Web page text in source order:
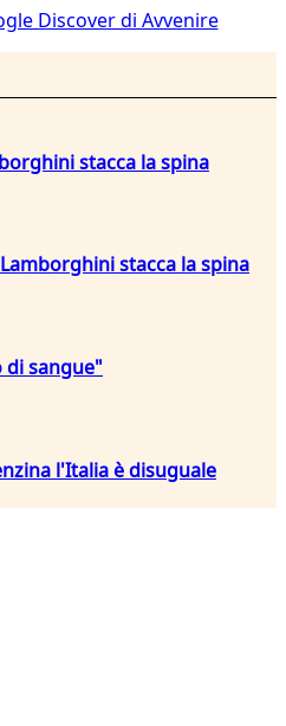
Discover di Avvenire
stacca la spina
stacca la spina
di sangue"
l'Italia è disuguale